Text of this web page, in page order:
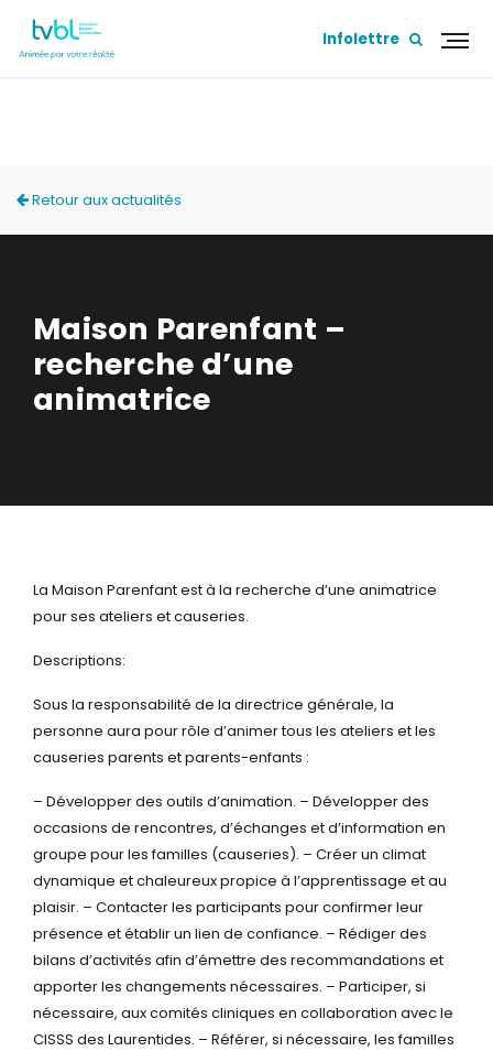
Infolettre
Retour aux actualités
Maison Parenfant –
recherche d’une
animatrice
La Maison Parenfant est à la recherche d’une animatrice
pour ses ateliers et causeries.
Descriptions:
Sous la responsabilité de la directrice générale, la
personne aura pour rôle d’animer tous les ateliers et les
causeries parents et parents-enfants :
– Développer des outils d’animation. – Développer des
occasions de rencontres, d’échanges et d’information en
groupe pour les familles (causeries). – Créer un climat
dynamique et chaleureux propice à l’apprentissage et au
plaisir. – Contacter les participants pour confirmer leur
présence et établir un lien de confiance. – Rédiger des
bilans d’activités afin d’émettre des recommandations et
apporterles changements nécessaires. – Participer, si
nécessaire, aux comités cliniques en collaboration avec le
CISSS des Laurentides. – Référer, si nécessaire, les familles